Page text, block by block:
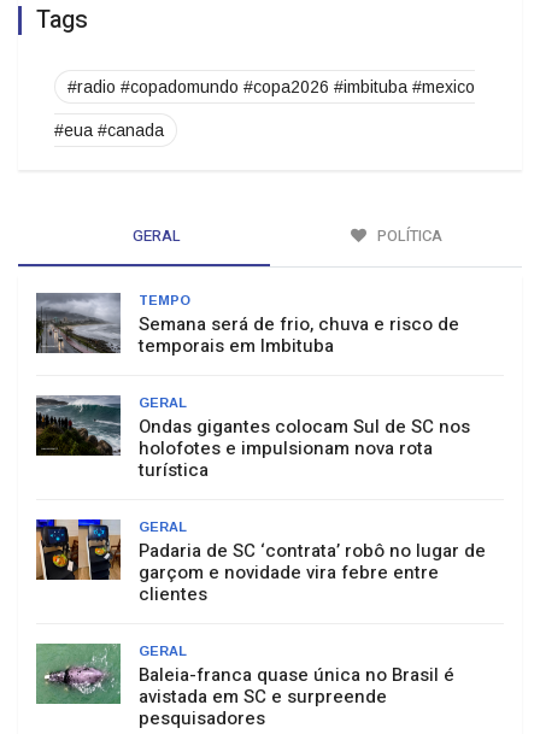
Tags
#radio #copadomundo #copa2026 #imbituba #mexico
#eua #canada
GERAL POLÍTICA
TEMPO
Semana será de frio, chuva e risco de
temporais em Imbituba
GERAL
Ondas gigantes colocam Sul de SC nos
holofotes e impulsionam nova rota
turística
GERAL
Padaria de SC ‘contrata’ robô no lugar de
garçom e novidade vira febre entre
clientes
GERAL
Baleia-franca quase única no Brasil é
avistada em SC e surpreende
pesquisadores